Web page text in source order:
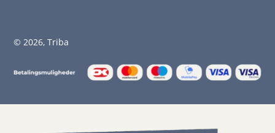
© 2026, Triba